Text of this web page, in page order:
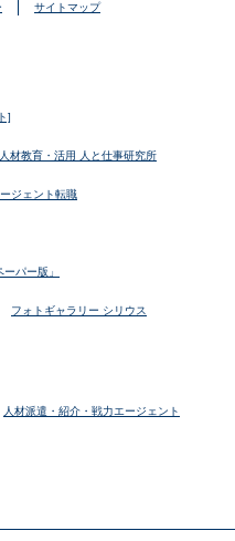
サイトマップ
]
人材教育・活用 人と仕事研究所
ジェント転職
パー版」
フォトギャラリー シリウス
人材派遣・紹介・戦力エージェント